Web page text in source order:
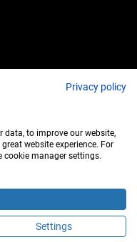
Privacy policy
data, to improve our website,
website experience. For
manager settings.
Settings